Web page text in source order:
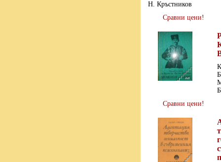
Н. Кръстников
Сравни цени!
Сравни цени!